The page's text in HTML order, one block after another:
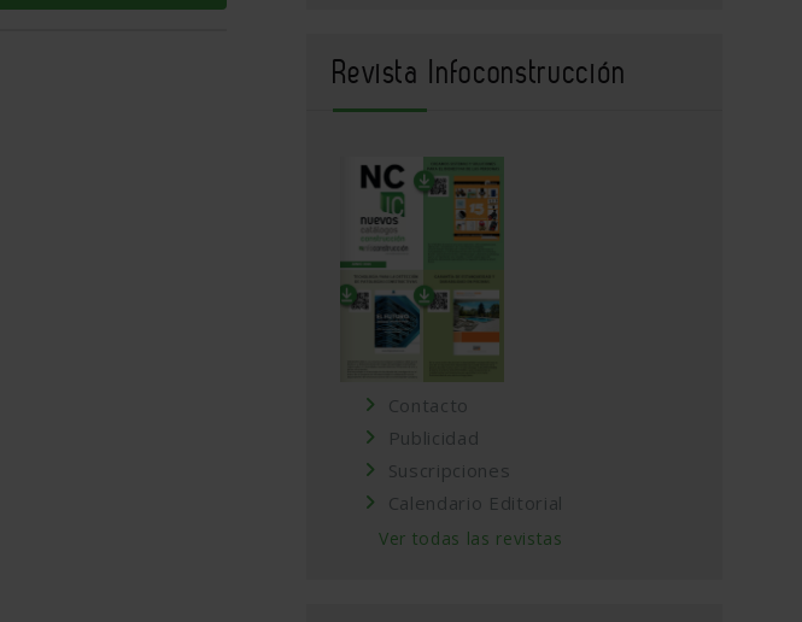
Revista Infoconstrucción
Contacto
Publicidad
Suscripciones
Calendario Editorial
Ver todas las revistas